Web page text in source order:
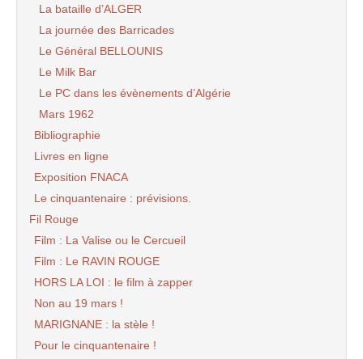
La bataille d’ALGER
La journée des Barricades
Le Général BELLOUNIS
Le Milk Bar
Le PC dans les évènements d’Algérie
Mars 1962
Bibliographie
Livres en ligne
Exposition FNACA
Le cinquantenaire : prévisions.
Fil Rouge
Film : La Valise ou le Cercueil
Film : Le RAVIN ROUGE
HORS LA LOI : le film à zapper
Non au 19 mars !
MARIGNANE : la stèle !
Pour le cinquantenaire !